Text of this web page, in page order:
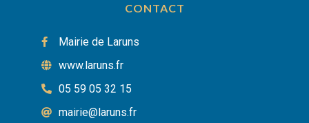
CONTACT
Mairie de Laruns
www.laruns.fr
05 59 05 32 15
mairie@laruns.fr